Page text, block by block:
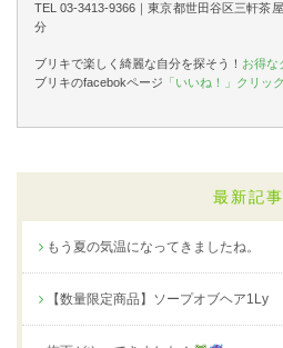
TEL 03-3413-9366｜東京都世田谷区三軒茶
分
ブリキで楽しく綺麗な自分を探そう！ お得な
ブリキのfacebokページ 「いいね！」クリッ
最新記事
もう夏の気温になってきましたね。
【数量限定商品】ソープオブヘア1Ly